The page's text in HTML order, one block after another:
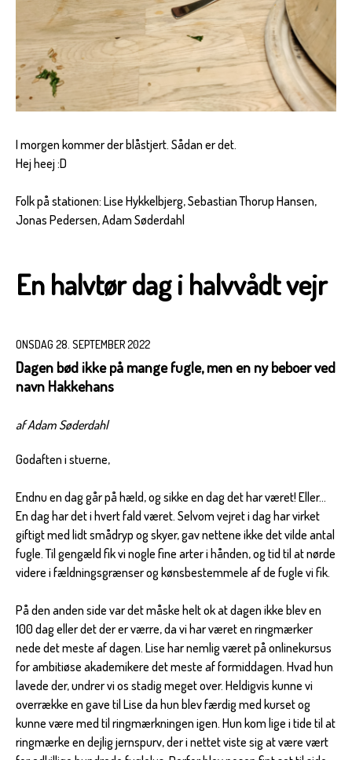
I morgen kommer der blåstjert. Sådan er det.
Hej heej :D
Folk på stationen: Lise Hykkelbjerg, Sebastian Thorup Hansen,
Jonas Pedersen, Adam Søderdahl
En halvtør dag i halvvådt vejr
ONSDAG 28. SEPTEMBER 2022
Dagen bød ikke på mange fugle, men en ny beboer ved
navn Hakkehans
af Adam Søderdahl
Godaften i stuerne,
Endnu en dag går på hæld, og sikke en dag det har været! Eller...
En dag har det i hvert fald været. Selvom vejret i dag har virket
giftigt med lidt smådryp og skyer, gav nettene ikke det vilde antal
fugle. Til gengæld fik vi nogle fine arter i hånden, og tid til at nørde
videre i fældningsgrænser og kønsbestemmele af de fugle vi fik.
På den anden side var det måske helt ok at dagen ikke blev en
100 dag eller det der er værre, da vi har været en ringmærker
nede det meste af dagen. Lise har nemlig været på onlinekursus
for ambitiøse akademikere det meste af formiddagen. Hvad hun
lavede der, undrer vi os stadig meget over. Heldigvis kunne vi
overrække en gave til Lise da hun blev færdig med kurset og
kunne være med til ringmærkningen igen. Hun kom lige i tide til at
ringmærke en dejlig jernspurv, der i nettet viste sig at være vært